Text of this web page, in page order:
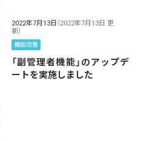
2022年7月13日 （2022年7月13日 更
新）
機能改善
「副管理者機能」のアップデ
ートを実施しました